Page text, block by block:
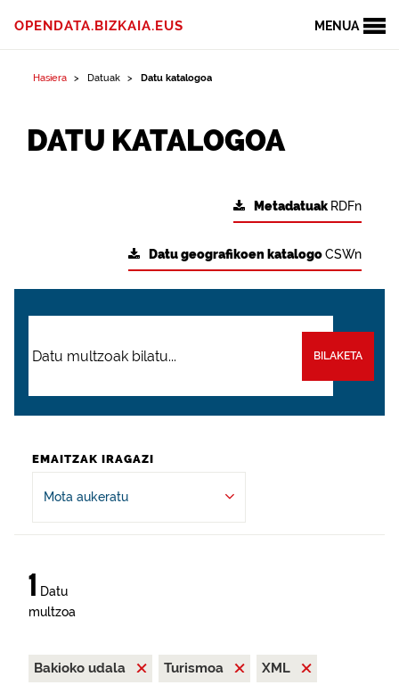
MENUA
OPENDATA.BIZKAIA.EUS
Hasiera Datuak Datu katalogoa
DATU KATALOGOA
Metadatuak RDFn
Datu geografikoen katalogoCSWn
BILAKETA
EMAITZAK IRAGAZI
Mota aukeratu
1 Datu
multzoa
Bakioko udala Turismoa
XML